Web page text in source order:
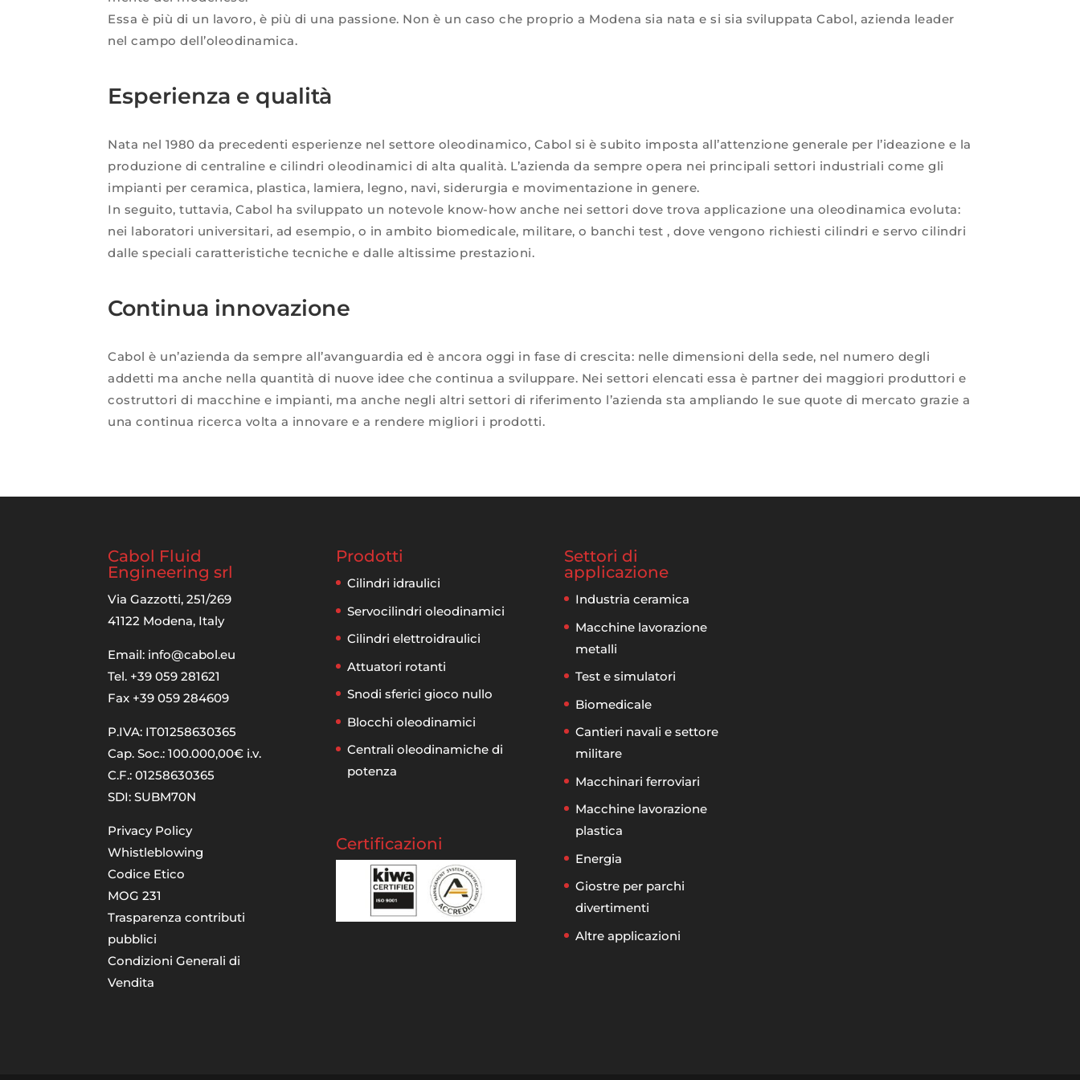
Essa è più di un lavoro, è più di una passione. Non è un caso che proprio a Modena sia nata e si sia sviluppata Cabol, azienda leader
nel campo dell’oleodinamica.
Esperienza e qualità
Nata nel 1980 da precedenti esperienze nel settore oleodinamico, Cabol si è subito imposta all’attenzione generale per l’ideazione e la
produzione di centraline e cilindri oleodinamici di alta qualità. L’azienda da sempre opera nei principali settori industriali come gli
impianti per ceramica, plastica, lamiera, legno, navi, siderurgia e movimentazione in genere.
In seguito, tuttavia, Cabol ha sviluppato un notevole know-how anche nei settori dove trova applicazione una oleodinamica evoluta:
nei laboratori universitari, ad esempio, o in ambito biomedicale, militare, o banchi test , dove vengono richiesti cilindri e servo cilindri
dalle speciali caratteristiche tecniche e dalle altissime prestazioni.
Continua innovazione
Cabol è un’azienda da sempre all’avanguardia ed è ancora oggi in fase di crescita: nelle dimensioni della sede, nel numero degli
addetti ma anche nella quantità di nuove idee che continua a sviluppare. Nei settori elencati essa è partner dei maggiori produttori e
costruttori di macchine e impianti, ma anche negli altri settori di riferimento l’azienda sta ampliando le sue quote di mercato grazie a
una continua ricerca volta a innovare e a rendere migliori i prodotti.
Cabol Fluid
Engineering srl
Via Gazzotti, 251/269
41122 Modena, Italy
Email: info@cabol.eu
Tel. +39 059 281621
Fax +39 059 284609
P.IVA: IT01258630365
Cap. Soc.: 100.000,00€ i.v.
C.F.: 01258630365
SDI: SUBM70N
Privacy Policy
Whistleblowing
Codice Etico
MOG 231
Trasparenza contributi
pubblici
Condizioni Generali di
Vendita
Prodotti
Cilindri idraulici
Servocilindri oleodinamici
Cilindri elettroidraulici
Attuatori rotanti
Snodi sferici gioco nullo
Blocchi oleodinamici
Centrali oleodinamiche di
potenza
Certificazioni
Settori di
applicazione
Industria ceramica
Macchine lavorazione
metalli
Test e simulatori
Biomedicale
Cantieri navali e settore
militare
Macchinari ferroviari
Macchine lavorazione
plastica
Energia
Giostre per parchi
divertimenti
Altre applicazioni